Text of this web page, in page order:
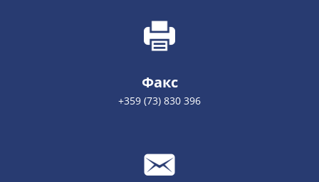
Факс
+359 (73) 830 396